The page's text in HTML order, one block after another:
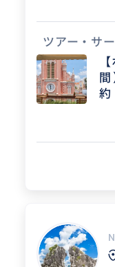
🚗乗物手配（
の予約、Grab
🍴レストラン
料理、ディナー
👒観光案内（
能です。バイク
🍊市内観光（
ィナークルーズ
🍚料理教室（
料理教室です
🐘各種アクテ
🐘像に乗りた
🛒SIM購入、
ピング（買い
ど）
ツアー・サ
約
ム